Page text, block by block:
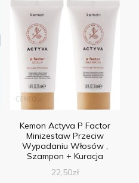
Kemon Actyva P Factor
Minizestaw Przeciw
Wypadaniu Włosów ,
Szampon + Kuracja
22,50zł